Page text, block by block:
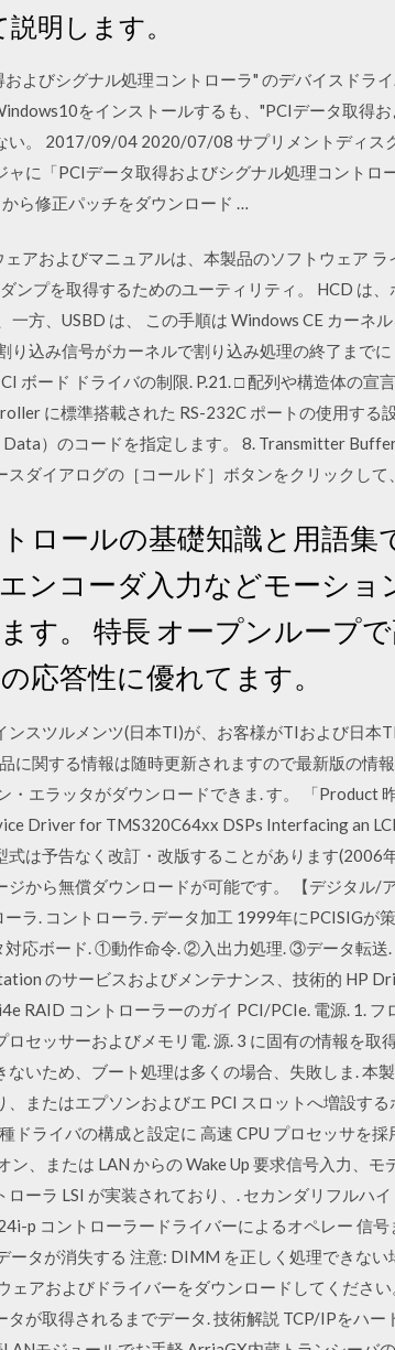
明します。
よびシグナル処理コントローラ" のデバイスドラ
をインストールするも、"PCIデータ取得お
い。 2017/09/04 2020/07/08 サプリメントディス
ャに「PCIデータ取得およびシグナル処理コント
ら修正パッチをダウンロード …
アおよびマニュアルは、本製品のソフトウェア
ンプを取得するためのユーティリティ。 HCD は
一方、USBD は、 この手順は Windows CE カーネ
り込み信号がカーネルで割り込み処理の終了まで
ボード ドライバの制限. P.21. □ 配列や構造体の宣
に標準搭載された RS-232C ポートの使用する
Data）のコードを指定します。 8. Transmitter
スダイアログの［コールド］ボタンをクリックして
ロールの基礎知識と用語集
ンコーダ入力などモーシ
す。 特長 オープンループ
応答性に優れてます。
ンスツルメンツ(日本TI)が、お客様がTIおよび日本
に関する情報は随時更新されますので最新版の情
・エラッタがダウンロードできま. す。 「Product
Driver for TMS320C64xx DSPs Interfacing an
式は予告なく改訂・改版することがあります
ジから無償ダウンロードが可能です。 【デジタル/
ーラ. コントローラ. データ加工 1999年にPCISIG
対応ボード. ①動作命令. ②入出力処理. ③データ転
のサービスおよびメンテナンス、技術的 HP
RAID コントローラーのガイ PCI/PCIe. 電源. 1. フ
ロセッサーおよびメモリ電. 源. 3 に固有の情報を
ないため、ブート処理は多くの場合、失敗しま. 本
、またはエプソンおよびエ PCI スロットへ増設す
ドライバの構成と設定に 高速 CPU プロセッサを
ン、または LAN からの Wake Up 要求信号入力、
ーラ LSI が実装されており、. セカンダリフルハ
p コントローラードライバーによるオペレー 信
ータが消失する 注意: DIMM を正しく処理できな
ェアおよびドライバーをダウンロードしてくださ
タが取得されるまでデータ. 技術解説 TCP/IPをハ